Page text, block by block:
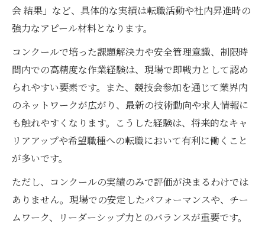
会 結果」など、具体的な実績は転職活動や社内昇進時の
強力なアピール材料となります。
コンクールで培った課題解決力や安全管理意識、制限時
間内での高精度な作業経験は、現場で即戦力として認め
られやすい要素です。また、競技会参加を通じて業界内
のネットワークが広がり、最新の技術動向や求人情報に
も触れやすくなります。こうした経験は、将来的なキャ
リアアップや希望職種への転職において有利に働くこと
が多いです。
ただし、コンクールの実績のみで評価が決まるわけでは
ありません。現場での安定したパフォーマンスや、チー
ムワーク、リーダーシップ力とのバランスが重要です。